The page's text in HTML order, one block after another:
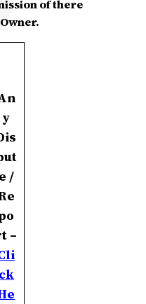
of there
y
e /
–
ck